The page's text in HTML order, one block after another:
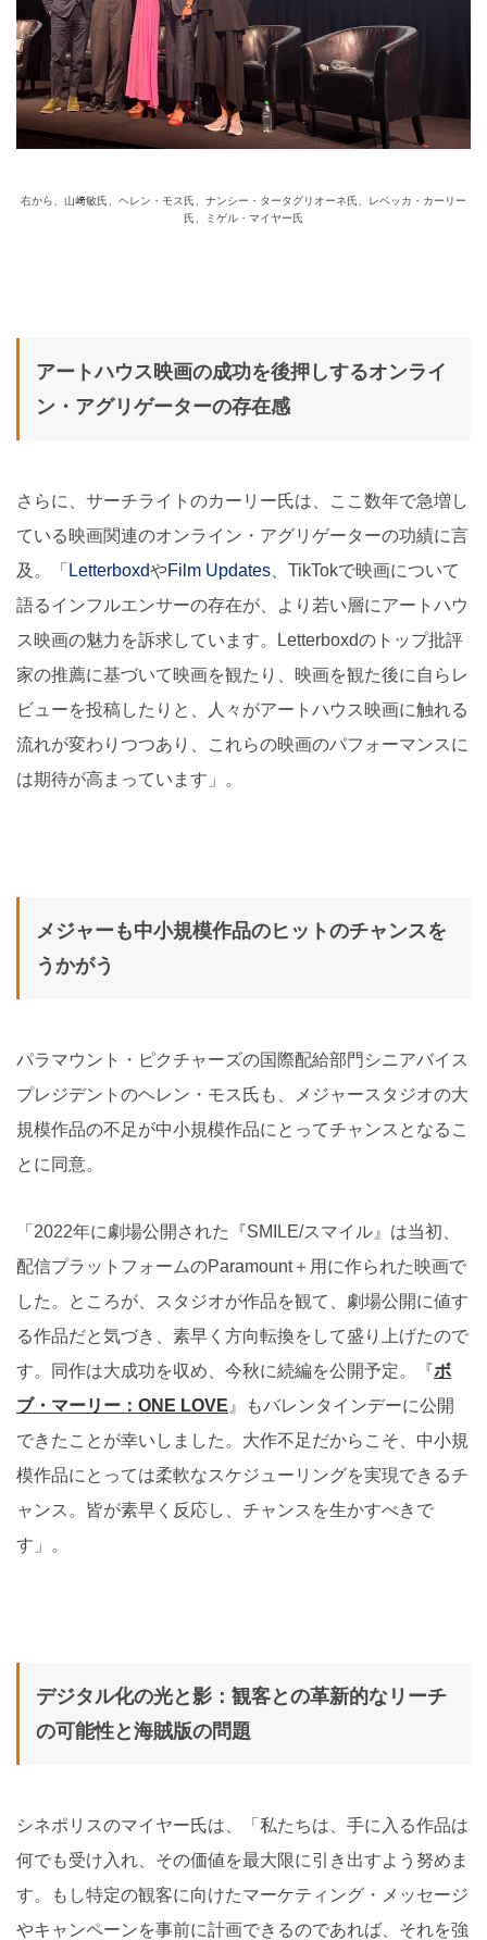
右から、山﨑敏氏、ヘレン・モス氏、ナンシー・タータグリオーネ氏、レベッカ・カーリー
氏、ミゲル・マイヤー氏
アートハウス映画の成功を後押しするオンライ
ン・アグリゲーターの存在感
さらに、サーチライトのカーリー氏は、ここ数年で急増し
ている映画関連のオンライン・アグリゲーターの功績に言
及。「 LetterboxdやFilm Updates 、TikTokで映画について
語るインフルエンサーの存在が、より若い層にアートハウ
ス映画の魅力を訴求しています。Letterboxdのトップ批評
家の推薦に基づいて映画を観たり、映画を観た後に自らレ
ビューを投稿したりと、人々がアートハウス映画に触れる
流れが変わりつつあり、これらの映画のパフォーマンスに
は期待が高まっています」。
メジャーも中小規模作品のヒットのチャンスを
うかがう
パラマウント・ピクチャーズの国際配給部門シニアバイス
プレジデントのヘレン・モス氏も、メジャースタジオの大
規模作品の不足が中小規模作品にとってチャンスとなるこ
とに同意。
「2022年に劇場公開された『SMILE/スマイル』は当初、
配信プラットフォームのParamount＋用に作られた映画で
した。ところが、スタジオが作品を観て、劇場公開に値す
る作品だと気づき、素早く方向転換をして盛り上げたので
す。同作は大成功を収め、今秋に続編を公開予定。『ボ
ブ・マーリー：ONE LOVE 』もバレンタインデーに公開
できたことが幸いしました。大作不足だからこそ、中小規
模作品にとっては柔軟なスケジューリングを実現できるチ
ャンス。皆が素早く反応し、チャンスを生かすべきで
す」。
デジタル化の光と影：観客との革新的なリーチ
の可能性と海賊版の問題
シネポリスのマイヤー氏は、「私たちは、手に入る作品は
何でも受け入れ、その価値を最大限に引き出すよう努めま
す。もし特定の観客に向けたマーケティング・メッセージ
やキャンペーンを事前に計画できるのであれば、それを強